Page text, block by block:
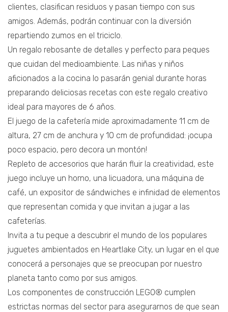
clientes, clasifican residuos y pasan tiempo con sus
amigos. Además, podrán continuar con la diversión
repartiendo zumos en el triciclo.
Un regalo rebosante de detalles y perfecto para peques
que cuidan del medioambiente. Las niñas y niños
aficionados a la cocina lo pasarán genial durante horas
preparando deliciosas recetas con este regalo creativo
ideal para mayores de 6 años.
El juego de la cafetería mide aproximadamente 11 cm de
altura, 27 cm de anchura y 10 cm de profundidad: ¡ocupa
poco espacio, pero decora un montón!
Repleto de accesorios que harán fluir la creatividad, este
juego incluye un horno, una licuadora, una máquina de
café, un expositor de sándwiches e infinidad de elementos
que representan comida y que invitan a jugar a las
cafeterías.
Invita a tu peque a descubrir el mundo de los populares
juguetes ambientados en Heartlake City, un lugar en el que
conocerá a personajes que se preocupan por nuestro
planeta tanto como por sus amigos.
Los componentes de construcción LEGO® cumplen
estrictas normas del sector para asegurarnos de que sean